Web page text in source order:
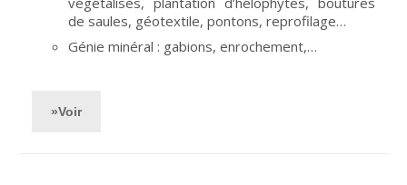
de saules, géotextile, pontons, reprofilage…
Génie minéral : gabions, enrochement,…
»Voir